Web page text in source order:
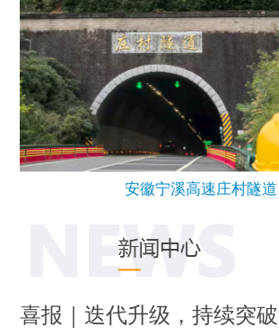
安徽宁溪高速庄村隧道
隧贯瓯江・智筑低碳｜海威..
查看更多